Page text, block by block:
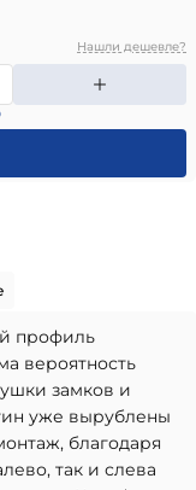
Нашли дешевле?
профиль
вероятность
замков и
уже вырублены
благодаря
так и слева